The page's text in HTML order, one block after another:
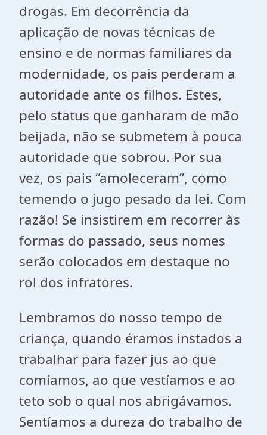
drogas. Em decorrência da
aplicação de novas técnicas de
ensino e de normas familiares da
modernidade, os pais perderam a
autoridade ante os filhos. Estes,
pelo status que ganharam de mão
beijada, não se submetem à pouca
autoridade que sobrou. Por sua
vez, os pais “amoleceram”, como
temendo o jugo pesado da lei. Com
razão! Se insistirem em recorrer às
formas do passado, seus nomes
serão colocados em destaque no
rol dos infratores.
Lembramos do nosso tempo de
criança, quando éramos instados a
trabalhar para fazer jus ao que
comíamos, ao que vestíamos e ao
teto sob o qual nos abrigávamos.
Sentíamos a dureza do trabalho de